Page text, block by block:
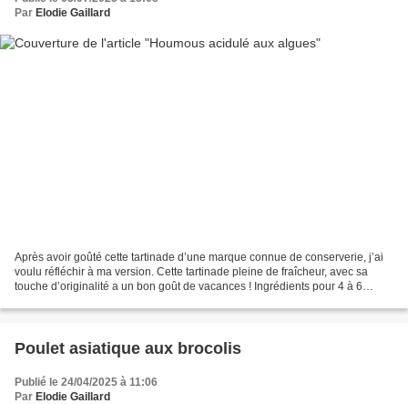
Par Elodie Gaillard
Après avoir goûté cette tartinade d’une marque connue de conserverie, j’ai
voulu réfléchir à ma version. Cette tartinade pleine de fraîcheur, avec sa
touche d’originalité a un bon goût de vacances ! Ingrédients pour 4 à 6
Poulet asiatique aux brocolis
Publié le 24/04/2025 à 11:06
Par Elodie Gaillard